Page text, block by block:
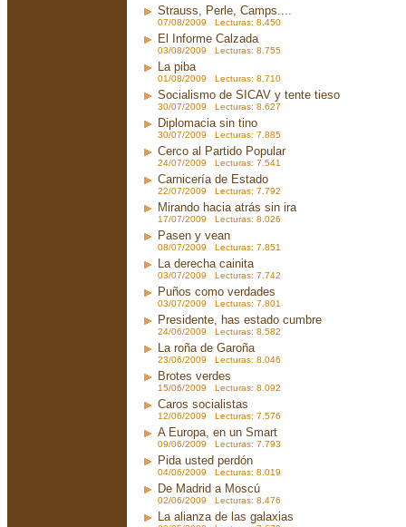
Strauss, Perle, Camps....
07/08/2009 Lecturas: 8.450
El Informe Calzada
03/08/2009 Lecturas: 8.755
La piba
01/08/2009 Lecturas: 8.710
Socialismo de SICAV y tente tieso
30/07/2009 Lecturas: 8.627
Diplomacia sin tino
30/07/2009 Lecturas: 7.885
Cerco al Partido Popular
24/07/2009 Lecturas: 7.541
Carnicería de Estado
22/07/2009 Lecturas: 7.792
Mirando hacia atrás sin ira
17/07/2009 Lecturas: 8.026
Pasen y vean
08/07/2009 Lecturas: 7.851
La derecha cainita
03/07/2009 Lecturas: 7.742
Puños como verdades
03/07/2009 Lecturas: 7.801
Presidente, has estado cumbre
24/06/2009 Lecturas: 8.582
La roña de Garoña
23/06/2009 Lecturas: 8.046
Brotes verdes
15/06/2009 Lecturas: 8.092
Caros socialistas
12/06/2009 Lecturas: 7.576
A Europa, en un Smart
09/06/2009 Lecturas: 7.793
Pida usted perdón
04/06/2009 Lecturas: 8.019
De Madrid a Moscú
02/06/2009 Lecturas: 8.476
La alianza de las galaxias